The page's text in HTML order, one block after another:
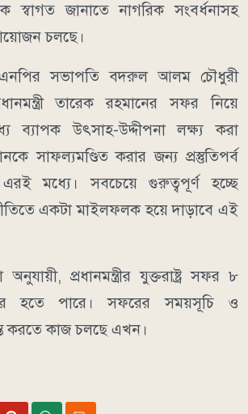
স্বাগত জানাতে নাগরিক সংবর্ধনাসহ
চলছে।
সভাপতি বদরুল আলম চৌধুরী
তারেক রহমানের সফর নিয়ে
ব্যাপক উৎসাহ-উদ্দীপনা লক্ষ্য করা
সাফল্যমণ্ডিত করার জন্য প্রস্তুতিপর্ব
মধ্যে। সবচেয়ে গুরুত্বপূর্ণ হচ্ছে
একটা মাইলফলক হয়ে দাড়াবে এই
অনুযায়ী, প্রধানমন্ত্রীর যুক্তরাষ্ট্র সফর ৮
হতে পারে। সফরের সময়সূচি ও
করতে কাজ চলছে এখন।